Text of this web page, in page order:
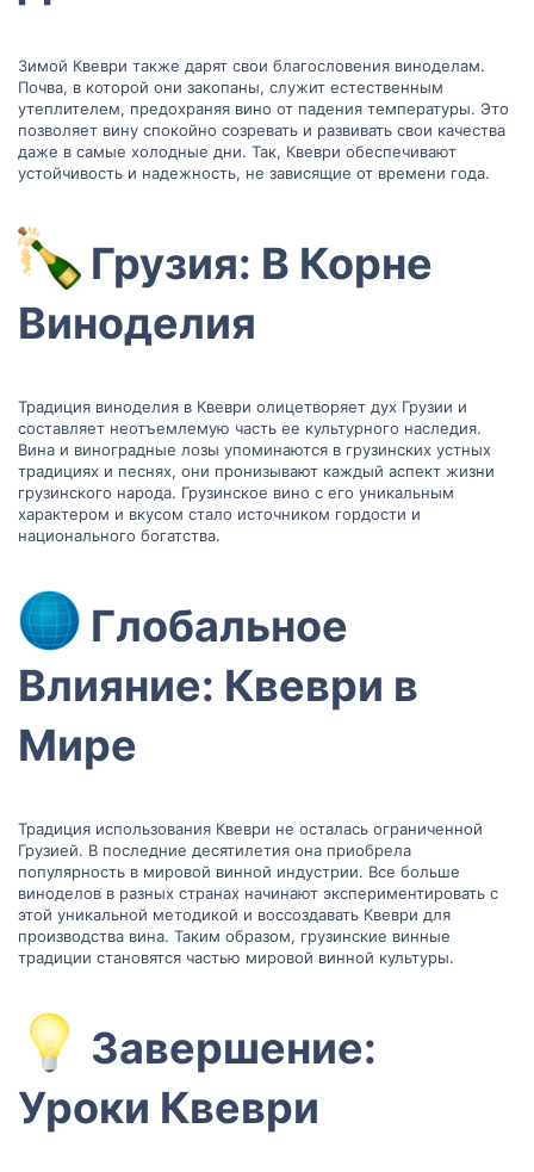
Зимой Квеври также дарят свои благословения виноделам.
Почва, в которой они закопаны, служит естественным
утеплителем, предохраняя вино от падения температуры. Это
позволяет вину спокойно созревать и развивать свои качества
даже в самые холодные дни. Так, Квеври обеспечивают
устойчивость и надежность, не зависящие от времени года.
Грузия: В Корне
Виноделия​
Традиция виноделия в Квеври олицетворяет дух Грузии и
составляет неотъемлемую часть ее культурного наследия.
Вина и виноградные лозы упоминаются в грузинских устных
традициях и песнях, они пронизывают каждый аспект жизни
грузинского народа. Грузинское вино с его уникальным
характером и вкусом стало источником гордости и
национального богатства.
Глобальное
Влияние: Квеври в
Мире​
Традиция использования Квеври не осталась ограниченной
Грузией. В последние десятилетия она приобрела
популярность в мировой винной индустрии. Все больше
виноделов в разных странах начинают экспериментировать с
этой уникальной методикой и воссоздавать Квеври для
производства вина. Таким образом, грузинские винные
традиции становятся частью мировой винной культуры.
Завершение:
Уроки Квеври​